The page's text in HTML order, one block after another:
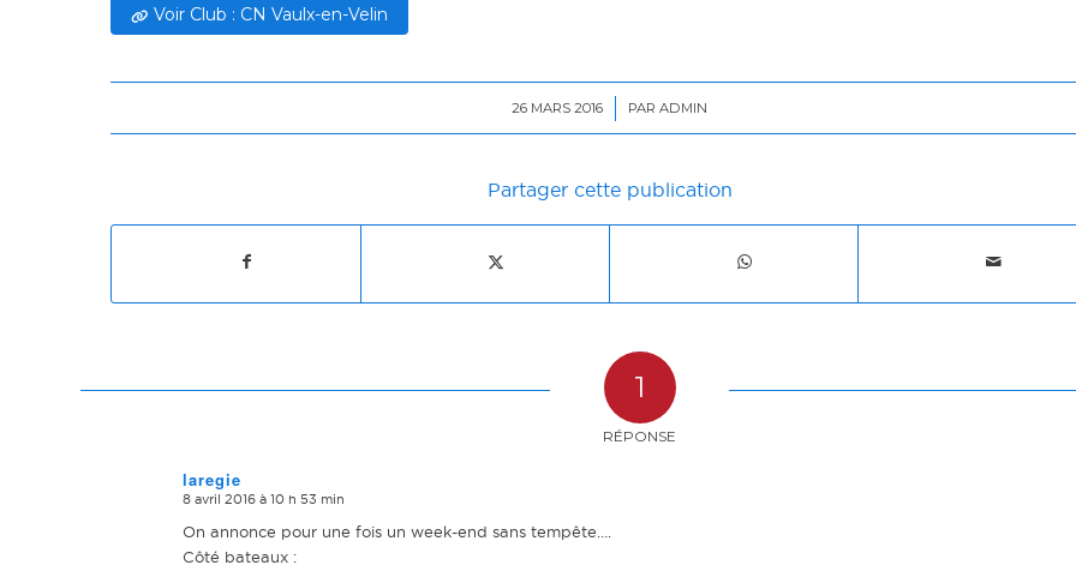
Voir Club : CN Vaulx-en-Velin
26 MARS 2016
/ PARADMIN
Partager cette publication
1
RÉPONSE
laregie
dit
8 avril 2016 à 10 h 53 min
On annonce pour une fois un week-end sans tempête….
Côté bateaux :